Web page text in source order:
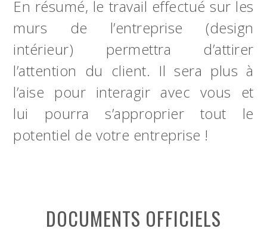
En résumé, le travail effectué sur les
murs de l’entreprise (design
intérieur) permettra d’attirer
l’attention du client. Il sera plus à
l’aise pour interagir avec vous et
lui pourra s’approprier tout le
potentiel de votre entreprise !
DOCUMENTS OFFICIELS